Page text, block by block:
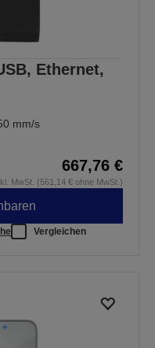
Ethernet,
mm/s
667,76 €
MwSt. (561,14 € ohne MwSt.)
Vergleichen